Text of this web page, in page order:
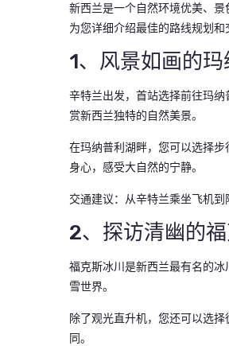
新西兰是一个自然环境优美、
为您详细介绍最佳的路线规划和
1、风景如画的
辛特兰出发，首站选择前往玛
赏新西兰独特的自然美景。
在玛纳普利湖畔，您可以选择
身心，感受大自然的宁静。
交通建议：从辛特兰乘坐飞机到
2、探访清幽的福
福克斯冰川是新西兰最有名的
雪世界。
除了观光直升机，您还可以选
同。